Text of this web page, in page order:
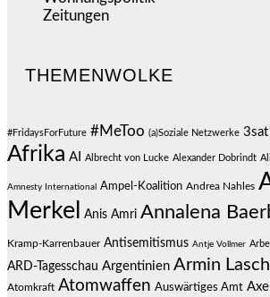
Zeitungen
THEMENWOLKE
#FridaysForFuture #MeToo (a)Soziale Netzwerke 3sat
Afrika AI Albrecht von Lucke Alexander Dobrindt
Amnesty International Ampel-Koalition Andrea Nahles
Merkel
Anis Amri Annalena
Kramp-Karrenbauer Antisemitismus Antje Vollmer
ARD-Tagesschau Argentinien Armin
Atomkraft Atomwaffen Auswärtiges Amt